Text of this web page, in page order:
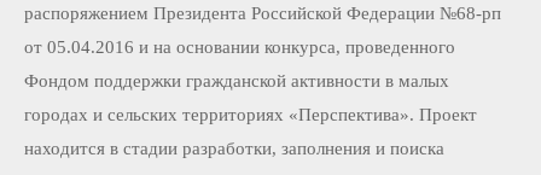
распоряжением Президента Российской Федерации №68-рп
от 05.04.2016 и на основании конкурса, проведенного
Фондом поддержки гражданской активности в малых
городах и сельских территориях «Перспектива». Проект
находится в стадии разработки, заполнения и поиска